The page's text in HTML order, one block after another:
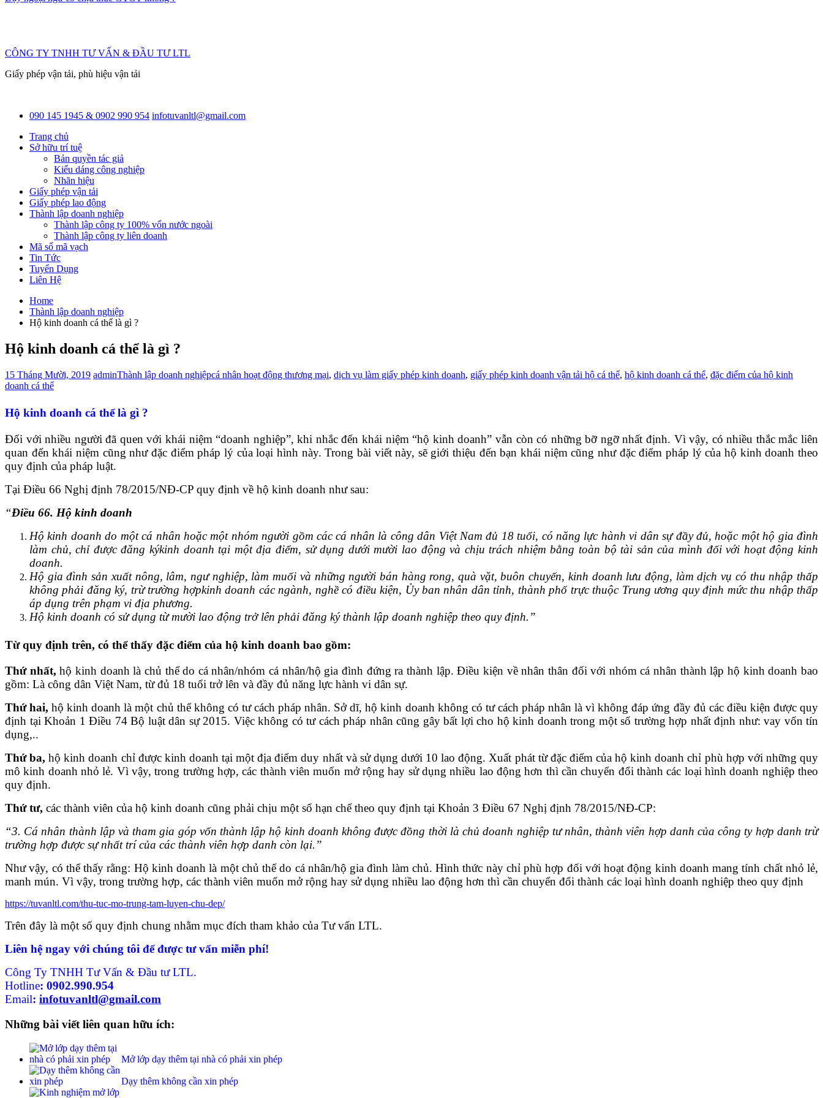
CÔNG TY TNHH TƯ VẤN & ĐẦU TƯ LTL
Giấy phép vận tải, phù hiệu vận tải
090 145 1945 & 0902 990 954 infotuvanltl@gmail.com
Trang chủ
Sở hữu trí tuệ
Bản quyền tác giả
Kiểu dáng công nghiệp
Nhãn hiệu
Giấy phép vận tải
Giấy phép lao động
Thành lập doanh nghiệp
Thành lập công ty 100% vốn nước ngoài
Thành lập công ty liên doanh
Mã số mã vạch
Tin Tức
Tuyển Dụng
Liên Hệ
Home
Thành lập doanh nghiệp
Hộ kinh doanh cá thể là gì ?
Hộ kinh doanh cá thể là gì ?
15 Tháng Mười, 2019 adminThành lập doanh nghiệpcá nhân hoạt động thương mại, dịch vụ làm giấy phép kinh doanh, giấy phép kinh doanh vận tải hộ cá thể, hộ kinh doanh cá thể, đặc điểm của hộ kinh
doanh cá thể
Hộ kinh doanh cá thể là gì ?
Đối với nhiều người đã quen với khái niệm “doanh nghiệp”, khi nhắc đến khái niệm “hộ kinh doanh” vẫn còn có những bỡ ngỡ nhất định. Vì vậy, có nhiều thắc mắc liên
quan đến khái niệm cũng như đặc điểm pháp lý của loại hình này. Trong bài viết này, sẽ giới thiệu đến bạn khái niệm cũng như đặc điểm pháp lý của hộ kinh doanh theo
quy định của pháp luật.
Tại Điều 66 Nghị định 78/2015/NĐ-CP quy định về hộ kinh doanh như sau:
“Điều 66. Hộ kinh doanh
Hộ kinh doanh do một cá nhân hoặc một nhóm người gồm các cá nhân là công dân Việt Nam đủ 18 tuổi, có năng lực hành vi dân sự đầy đủ, hoặc một hộ gia đình
làm chủ, chỉ được đăng kýkinh doanh tại một địa điểm, sử dụng dưới mười lao động và chịu trách nhiệm bằng toàn bộ tài sản của mình đối với hoạt động kinh
doanh.
Hộ gia đình sản xuất nông, lâm, ngư nghiệp, làm muối và những người bán hàng rong, quà vặt, buôn chuyến, kinh doanh lưu động, làm dịch vụ có thu nhập thấp
không phải đăng ký, trừ trường hợpkinh doanh các ngành, nghề có điều kiện, Ủy ban nhân dân tỉnh, thành phố trực thuộc Trung ương quy định mức thu nhập thấp
áp dụng trên phạm vi địa phương.
Hộ kinh doanh có sử dụng từ mười lao động trở lên phải đăng ký thành lập doanh nghiệp theo quy định.”
Từ quy định trên, có thể thấy đặc điểm của hộ kinh doanh bao gồm:
Thứ nhất, hộ kinh doanh là chủ thể do cá nhân/nhóm cá nhân/hộ gia đình đứng ra thành lập. Điều kiện về nhân thân đối với nhóm cá nhân thành lập hộ kinh doanh bao
gồm: Là công dân Việt Nam, từ đủ 18 tuổi trở lên và đầy đủ năng lực hành vi dân sự.
Thứ hai, hộ kinh doanh là một chủ thể không có tư cách pháp nhân. Sở dĩ, hộ kinh doanh không có tư cách pháp nhân là vì không đáp ứng đầy đủ các điều kiện được quy
định tại Khoản 1 Điều 74 Bộ luật dân sự 2015. Việc không có tư cách pháp nhân cũng gây bất lợi cho hộ kinh doanh trong một số trường hợp nhất định như: vay vốn tín
dụng,..
Thứ ba, hộ kinh doanh chỉ được kinh doanh tại một địa điểm duy nhất và sử dụng dưới 10 lao động. Xuất phát từ đặc điểm của hộ kinh doanh chỉ phù hợp với những quy
mô kinh doanh nhỏ lẻ. Vì vậy, trong trường hợp, các thành viên muốn mở rộng hay sử dụng nhiều lao động hơn thì cần chuyển đổi thành các loại hình doanh nghiệp theo
quy định.
Thứ tư, các thành viên của hộ kinh doanh cũng phải chịu một số hạn chế theo quy định tại Khoản 3 Điều 67 Nghị định 78/2015/NĐ-CP:
“3. Cá nhân thành lập và tham gia góp vốn thành lập hộ kinh doanh không được đồng thời là chủ doanh nghiệp tư nhân, thành viên hợp danh của công ty hợp danh trừ
trường hợp được sự nhất trí của các thành viên hợp danh còn lại.”
Như vậy, có thể thấy rằng: Hộ kinh doanh là một chủ thể do cá nhân/hộ gia đình làm chủ. Hình thức này chỉ phù hợp đối với hoạt động kinh doanh mang tính chất nhỏ lẻ,
manh mún. Vì vậy, trong trường hợp, các thành viên muốn mở rộng hay sử dụng nhiều lao động hơn thì cần chuyển đổi thành các loại hình doanh nghiệp theo quy định
https://tuvanltl.com/thu-tuc-mo-trung-tam-luyen-chu-dep/
Trên đây là một số quy định chung nhằm mục đích tham khảo của Tư vấn LTL.
Liên hệ ngay với chúng tôi để được tư vấn miễn phí!
Công Ty TNHH Tư Vấn & Đầu tư LTL.
Hotline: 0902.990.954
Email: infotuvanltl@gmail.com
Những bài viết liên quan hữu ích:
Mở lớp dạy thêm tại nhà có phải xin phép
Dạy thêm không cần xin phép